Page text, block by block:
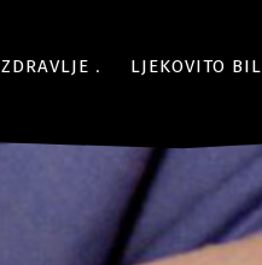
ZDRAVLJE LJEKOVITO